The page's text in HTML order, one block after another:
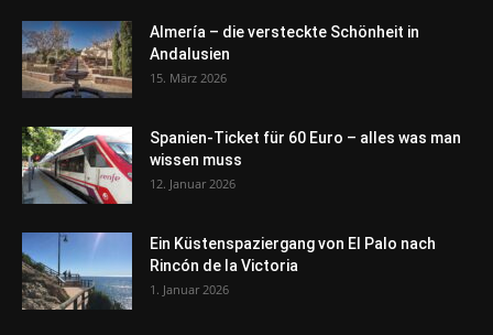
Almería – die versteckte Schönheit in
Andalusien
15. März 2026
Spanien-Ticket für 60 Euro – alles was man
wissen muss
12. Januar 2026
Ein Küstenspaziergang von El Palo nach
Rincón de la Victoria
1. Januar 2026